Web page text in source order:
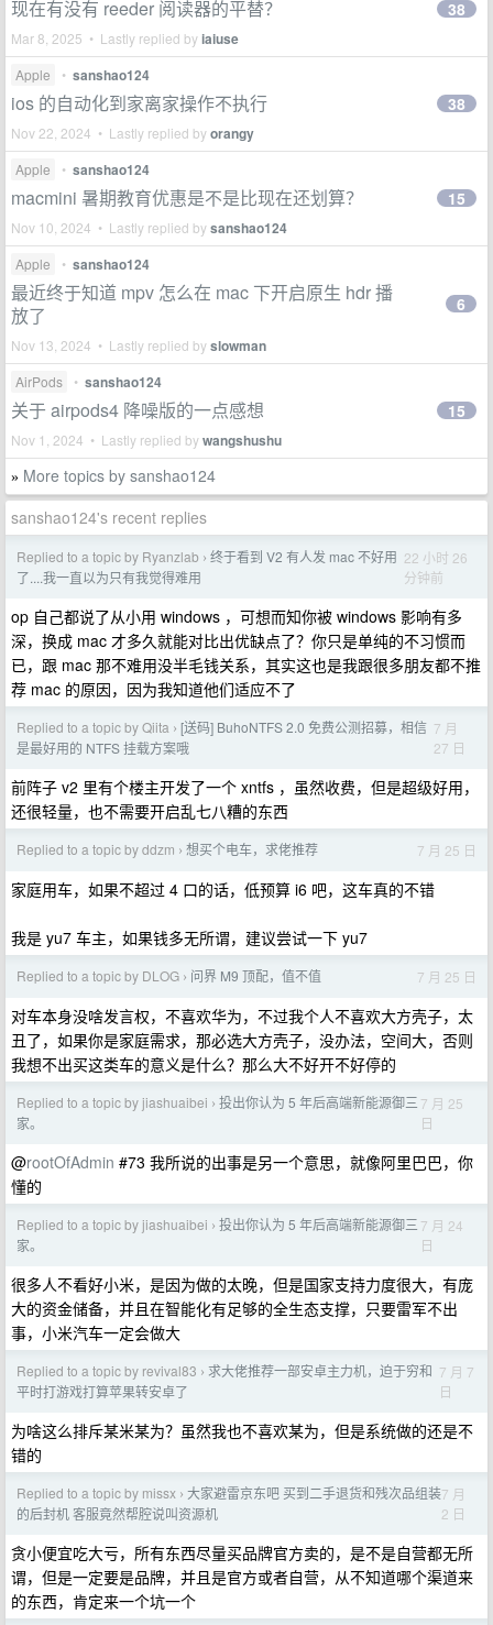
现在有没有 reeder 阅读器的平替？
Mar 8, 2025 • Lastly replied byiaiuse
38
Apple • sanshao124
ios 的自动化到家离家操作不执行
Nov 22, 2024 • Lastly replied byorangy
38
Apple • sanshao124
macmini 暑期教育优惠是不是比现在还划算？
Nov 10, 2024 • Lastly replied bysanshao124
15
Apple • sanshao124
最近终于知道 mpv 怎么在 mac 下开启原生 hdr 播
放了
Nov 13, 2024 • Lastly replied byslowman
6
AirPods • sanshao124
关于 airpods4 降噪版的一点感想
Nov 1, 2024 • Lastly replied bywangshushu
15
» More topics by sanshao124
sanshao124's recent replies
Replied to a topic by Ryanzlab › 终于看到 V2 有人发 mac 不好用
了....我一直以为只有我觉得难用
22 小时 26
分钟前
op 自己都说了从小用 windows ，可想而知你被 windows 影响有多
深，换成 mac 才多久就能对比出优缺点了？你只是单纯的不习惯而
已，跟 mac 那不难用没半毛钱关系，其实这也是我跟很多朋友都不推
荐 mac 的原因，因为我知道他们适应不了
Replied to a topic by Qiita › [送码] BuhoNTFS 2.0 免费公测招募，相信
是最好用的 NTFS 挂载方案哦
7 月
27 日
前阵子 v2 里有个楼主开发了一个 xntfs ，虽然收费，但是超级好用，
还很轻量，也不需要开启乱七八糟的东西
Replied to a topic by ddzm › 想买个电车，求佬推荐 7 月 25 日
家庭用车，如果不超过 4 口的话，低预算 i6 吧，这车真的不错
我是 yu7 车主，如果钱多无所谓，建议尝试一下 yu7
Replied to a topic by DLOG › 问界 M9 顶配，值不值 7 月 25 日
对车本身没啥发言权，不喜欢华为，不过我个人不喜欢大方壳子，太
丑了，如果你是家庭需求，那必选大方壳子，没办法，空间大，否则
我想不出买这类车的意义是什么？那么大不好开不好停的
Replied to a topic by jiashuaibei › 投出你认为 5 年后高端新能源御三
家。
7 月 25
日
@rootOfAdmin #73 我所说的出事是另一个意思，就像阿里巴巴，你
懂的
Replied to a topic by jiashuaibei › 投出你认为 5 年后高端新能源御三
家。
7 月 24
日
很多人不看好小米，是因为做的太晚，但是国家支持力度很大，有庞
大的资金储备，并且在智能化有足够的全生态支撑，只要雷军不出
事，小米汽车一定会做大
Replied to a topic by revival83 › 求大佬推荐一部安卓主力机，迫于穷和
平时打游戏打算苹果转安卓了
7 月 7
日
为啥这么排斥某米某为？虽然我也不喜欢某为，但是系统做的还是不
错的
Replied to a topic by missx › 大家避雷京东吧 买到二手退货和残次品组装
的后封机 客服竟然帮腔说叫资源机
7 月
2 日
贪小便宜吃大亏，所有东西尽量买品牌官方卖的，是不是自营都无所
谓，但是一定要是品牌，并且是官方或者自营，从不知道哪个渠道来
的东西，肯定来一个坑一个